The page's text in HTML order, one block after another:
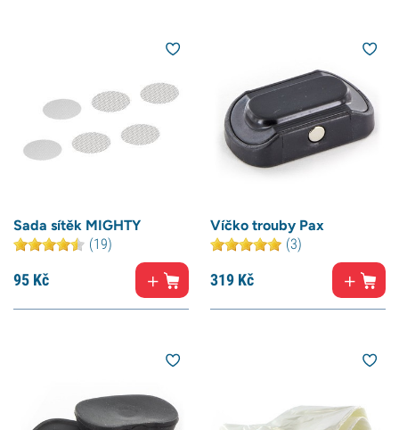
Sada sítěk MIGHTY
(19)
95 Kč
Víčko trouby Pax
(3)
319 Kč